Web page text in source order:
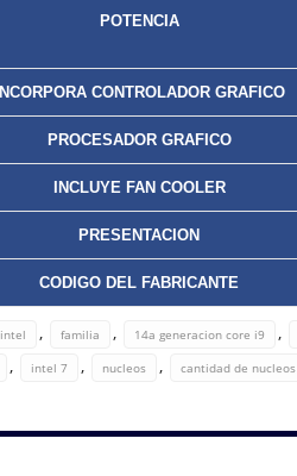
POTENCIA
INCORPORA CONTROLADOR GRAFICO
PROCESADOR GRAFICO
INCLUYE FAN COOLER
PRESENTACION
CODIGO DEL FABRICANTE
intel , familia , 14a generacion core i9 ,
, intel 7 , nucleos , cantidad de nucleos